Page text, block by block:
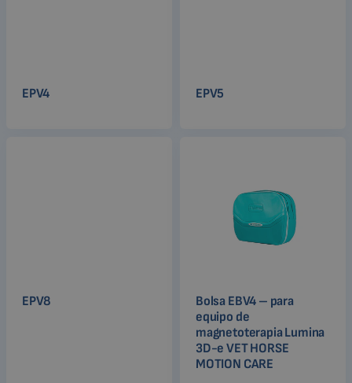
EPV4 EPV5
EPV8
Bolsa EBV4 – para
equipo de
magnetoterapia Lumina
3D-e VET HORSE
MOTION CARE